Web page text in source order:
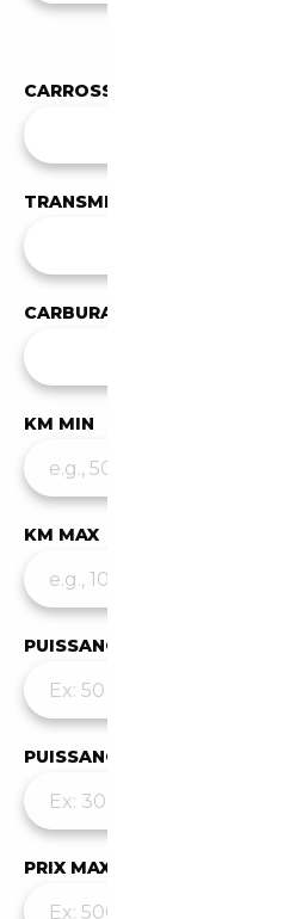
CARROSSERIE
TRANSMISSION
CARBURANT
KM MIN
KM MAX
PUISSANCE MIN
PUISSANCE MAX
PRIX MAX (€)